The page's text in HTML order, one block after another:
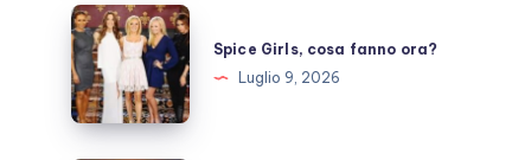
pausa,
fan
preoccupati
Spice
Girls,
cosa
fanno
ora?
Spice Girls, cosa fanno ora?
Luglio 9, 2026